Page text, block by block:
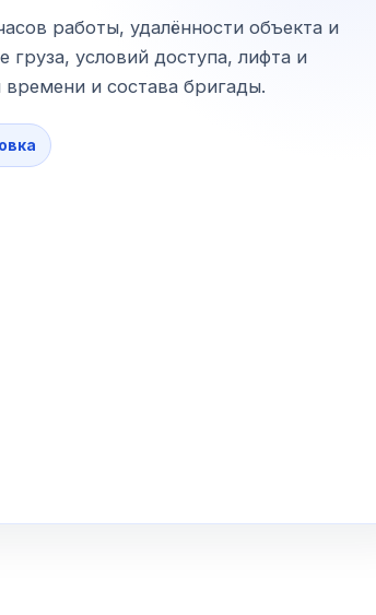
работы, удалённости объекта и
груза, условий доступа, лифта и
и состава бригады.